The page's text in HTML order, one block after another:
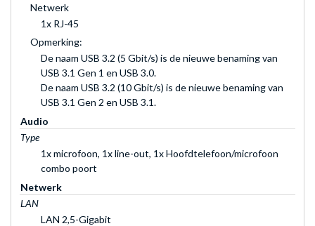
Netwerk
1x RJ-45
Opmerking:
De naam USB 3.2 (5 Gbit/s) is de nieuwe benaming van
USB 3.1 Gen 1 en USB 3.0.
De naam USB 3.2 (10 Gbit/s) is de nieuwe benaming van
USB 3.1 Gen 2 en USB 3.1.
Audio
Type
1x microfoon, 1x line-out, 1x Hoofdtelefoon/microfoon
combo poort
Netwerk
LAN
LAN 2,5-Gigabit